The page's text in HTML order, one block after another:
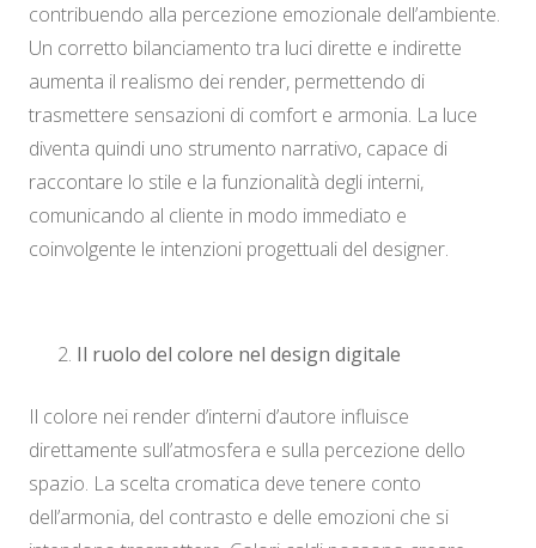
contribuendo alla percezione emozionale dell’ambiente.
Un corretto bilanciamento tra luci dirette e indirette
aumenta il realismo dei render, permettendo di
trasmettere sensazioni di comfort e armonia. La luce
diventa quindi uno strumento narrativo, capace di
raccontare lo stile e la funzionalità degli interni,
comunicando al cliente in modo immediato e
coinvolgente le intenzioni progettuali del designer.
Il ruolo del colore nel design digitale
Il colore nei render d’interni d’autore influisce
direttamente sull’atmosfera e sulla percezione dello
spazio. La scelta cromatica deve tenere conto
dell’armonia, del contrasto e delle emozioni che si